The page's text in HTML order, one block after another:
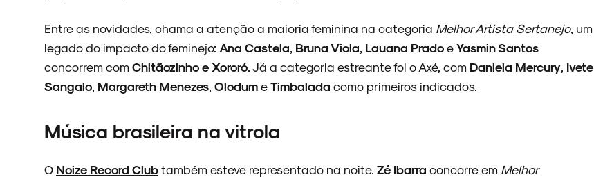
FAIXA A FAIXA
NOVIDADES
Entre as novidades, chama a atenção a maioria feminina na categoria Melhor Artista Sertanejo, um
legado do impacto do feminejo: Ana Castela Bruna Viola Lauana PradoeYasmin Santos
concorrem comChitãozinho e Xororó . Já a categoria estreante foi o Axé, com Daniela Mercury Ivete
Sangalo Margareth Menezes OlodumeTimbalada como primeiros indicados.
Música brasileira na vitrola
O Noize Record Clubtambém esteve representado na noite. Zé Ibarra concorre em Melhor